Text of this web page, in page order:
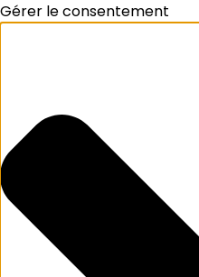
Gérer le consentement